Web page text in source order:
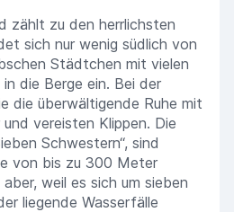
zählt zu den herrlichsten
sich nur wenig südlich von
Städtchen mit vielen
die Berge ein. Bei der
die überwältigende Ruhe mit
vereisten Klippen. Die
Schwestern“, sind
von bis zu 300 Meter
weil es sich um sieben
liegende Wasserfälle